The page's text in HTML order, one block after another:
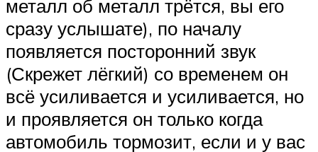
металл об металл трётся, вы его
сразу услышате), по началу
появляется посторонний звук
(Скрежет лёгкий) со временем он
всё усиливается и усиливается, но
и проявляется он только когда
автомобиль тормозит, если и у вас